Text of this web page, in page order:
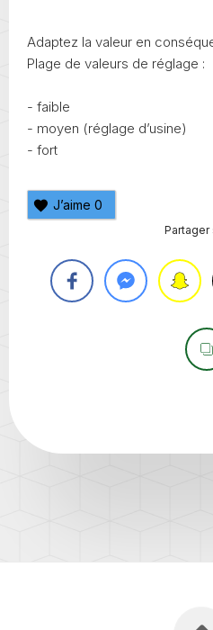
Adaptez la valeur en
Plage de valeurs de réglage :
- faible
- moyen (réglage d’usine)
- fort
J’aime 0
Partager